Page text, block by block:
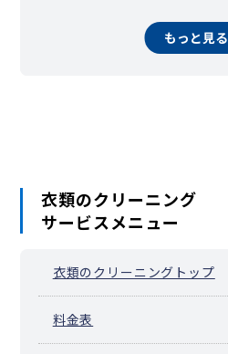
もっと見る
衣類のクリーニング
サービスメニュー
衣類のクリーニングトップ
料金表